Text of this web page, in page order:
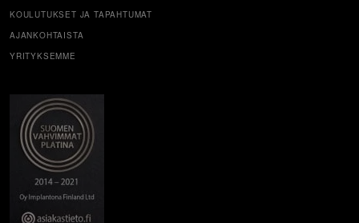
KOULUTUKSET JA TAPAHTUMAT
AJANKOHTAISTA
YRITYKSEMME